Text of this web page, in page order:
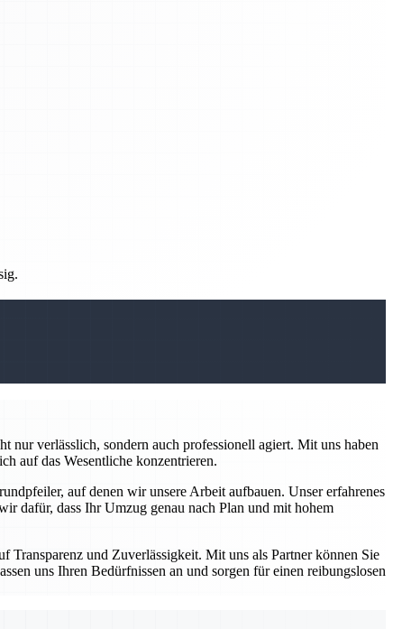
nur verlässlich, sondern auch professionell agiert. Mit uns haben
auf das Wesentliche konzentrieren.
auf denen wir unsere Arbeit aufbauen. Unser erfahrenes
dafür, dass Ihr Umzug genau nach Plan und mit hohem
und Zuverlässigkeit. Mit uns als Partner können Sie
uns Ihren Bedürfnissen an und sorgen für einen reibungslosen